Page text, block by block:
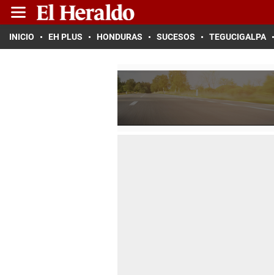
INICIO EH PLUS HONDURAS SUCESOS TEGUCIGALPA